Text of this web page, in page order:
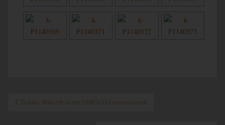
Beitragsnavigation
Dublin: Ankunft in der UNESCO-Literaturstadt